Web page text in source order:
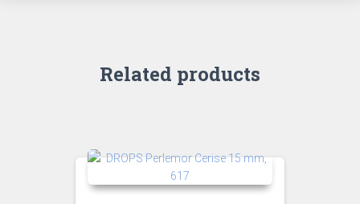
Related products